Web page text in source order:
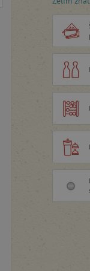
Iza
godine
koja će